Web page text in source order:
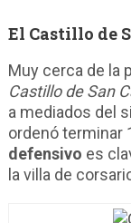
El Castillo de
Muy cerca de la
Castillo de San
a mediados del
ordenó terminar
defensivo es
la villa de